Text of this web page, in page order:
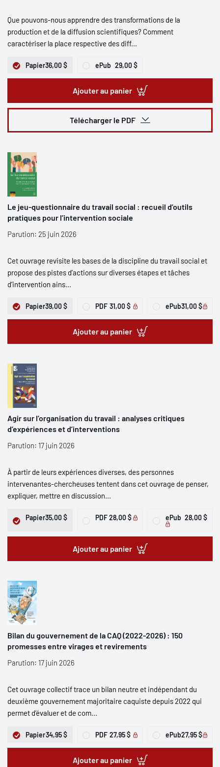
Que pouvons-nous apprendre des transformations de la
production et de la diffusion scientifiques? Comment
caractériser la place respective des diff...
Papier36,00 $ ePub 29,00 $
Ajouter au panier
Télécharger le PDF
Le jeu-questionnaire du travail social : recueil d’outils
pratiques pour l’intervention sociale
Parution: 25 juin 2026
Cet ouvrage revisite les bases de la discipline du travail social et
propose des pistes d’actions sur diverses étapes et tâches
d’intervention ains...
Papier39,00 $ PDF 31,00 $ ePub31,00 $
Ajouter au panier
Agir sur l’organisation du travail : analyses critiques
d’expériences et d’interventions
Parution: 17 juin 2026
À partir de leurs expériences diverses, des personnes
intervenantes-chercheuses tentent dans cet ouvrage de penser,
expliquer, mettre en discussion...
Papier35,00 $ PDF28,00 $ ePub 28,00 $
Ajouter au panier
Bilan du gouvernement de la CAQ (2022-2026) : 150
promesses entre virages et revirements
Parution: 17 juin 2026
Cet ouvrage collectif trace un bilan neutre et indépendant du
deuxième gouvernement majoritaire caquiste depuis 2022 qui
permet d’évaluer et de com...
Papier34,95 $ PDF 27,95 $ ePub27,95 $
Ajouter au panier